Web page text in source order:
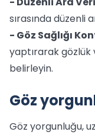
sırasında düzenli
- Göz Sağlığı
yaptırarak gözlük
belirleyin.
Göz
Göz yorgunluğu,